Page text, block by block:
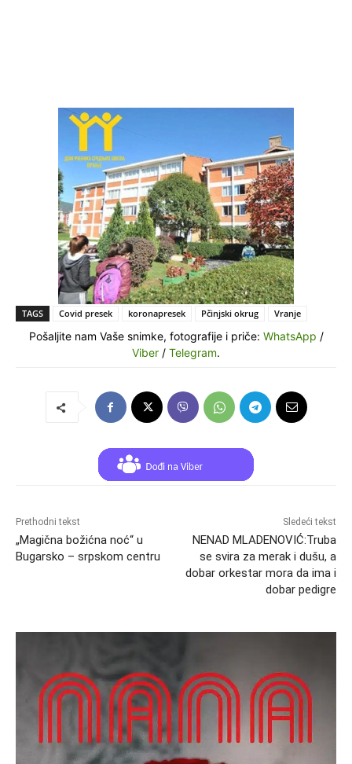
TAGS Covid presek koronapresek Pčinjski okrug Vranje
Pošaljite nam Vaše snimke, fotografije i priče: WhatsApp /
Viber / Telegram.
Prethodni tekst
„Magična božićna noć“ u
Bugarsko – srpskom centru
Sledeći tekst
NENAD MLADENOVIĆ:Truba
se svira za merak i dušu, a
dobar orkestar mora da ima i
dobar pedigre